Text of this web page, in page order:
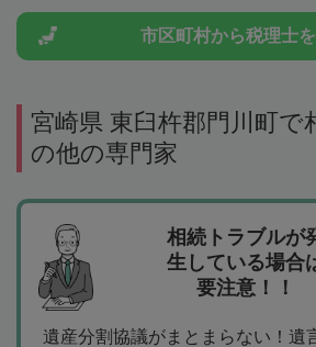
市区町村から税理士
宮崎県 東臼杵郡門川町で
の他の専門家
相続トラブルが
生している場合
要注意！！
遺産分割協議がまとまらない！遺